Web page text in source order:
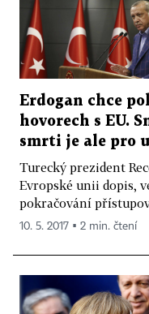
Erdogan chce
hovorech s EU.
smrti je ale pro
Turecký prezident
Evropské unii dopis,
pokračování
10. 5. 2017 ▪ 2 min. čtení